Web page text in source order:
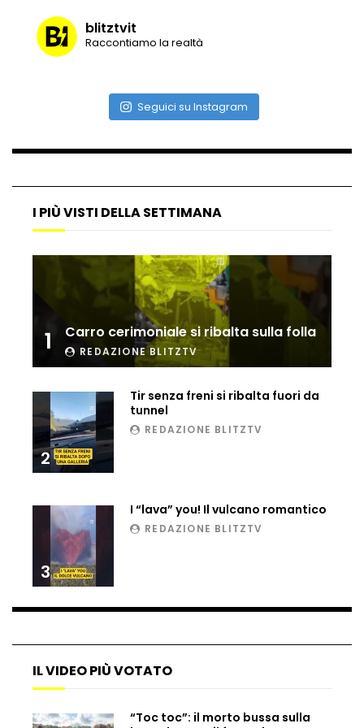
girato dal ragazzo disperso prima del
Camera, seduta sospesa per un malore
Cinque colpi in tre giorni a Milano: le
immagini che lo tradiscono
chiude in 4 ore e 10: “Up and down for
me is very difficult”
Ingresso da film a Taormina: lo sposo
Incendio nel Vicentino, in fumo un
deposito di giocattoli
insulti sessisti che riceve
Notte incantata a Selva di Val Gardena,
la prima neve trasforma il paese
blitztvit
Raccontiamo la realtà
Seguici su Instagram
I PIÙ VISTI DELLA SETTIMANA
1 Carro cerimoniale si ribalta sulla folla
REDAZIONE BLITZTV
2
Tir senza freni si ribalta fuori da
tunnel
REDAZIONE BLITZTV
3
I “lava” you! Il vulcano romantico
REDAZIONE BLITZTV
IL VIDEO PIÙ VOTATO
“Toc toc”: il morto bussa sulla